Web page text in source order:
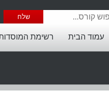
עמוד הבית רשימת